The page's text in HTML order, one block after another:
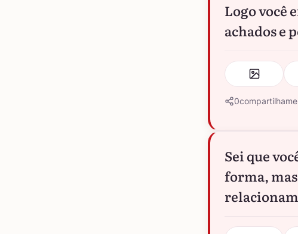
Logo você
achados e
0
Sei que
forma,